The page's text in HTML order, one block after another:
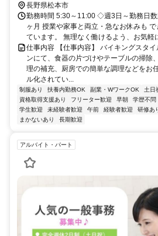
長野県松本市
勤務時間 5:30～11:00 ◇週3日～勤務日数
ヶ月 授業や家事と両立・急なお休みも
ています。 無理なく働けるよう、お気軽
仕事内容 【仕事内容】 バイキングスタ
ンにて、食器の片づけやテーブルの掃除
理の補充、厨房での簡単な調理などをお
ル化されてい...
制服あり 扶養内勤務OK 副業・WワークOK 土日
資格取得支援あり
フリーター歓迎 早朝 学歴不問
学生歓迎
未経験者歓迎 午前 経験者歓迎 研修あ
まかないあり
長期歓迎
アルバイト・パート